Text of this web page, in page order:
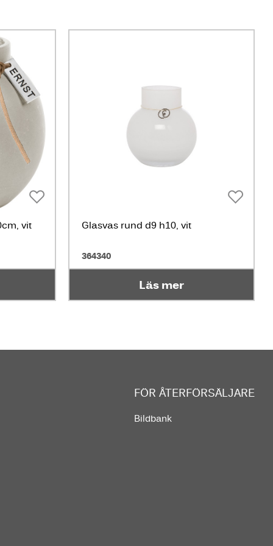
vit Glasvas rund d9 h10, vit
364340
Läs mer
FÖR ÅTERFÖRSÄLJARE
Bildbank